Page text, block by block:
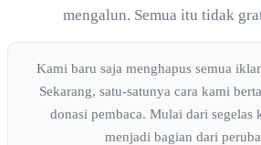
mengalun. Semua itu tidak
Kami baru saja menghapus semua
Sekarang, satu-satunya cara kami
donasi pembaca. Mulai dari
menjadi bagian dari